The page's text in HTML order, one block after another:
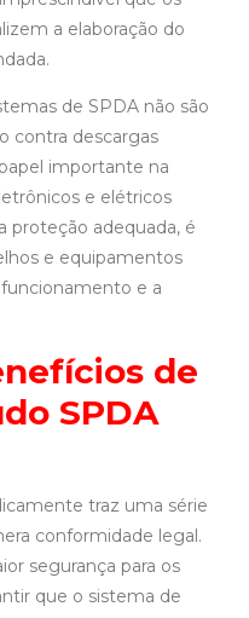
a elaboração do
de SPDA não são
contra descargas
importante na
e elétricos
proteção adequada, é
e equipamentos
e a
de
SPDA
traz uma série
conformidade legal.
segurança para os
que o sistema de